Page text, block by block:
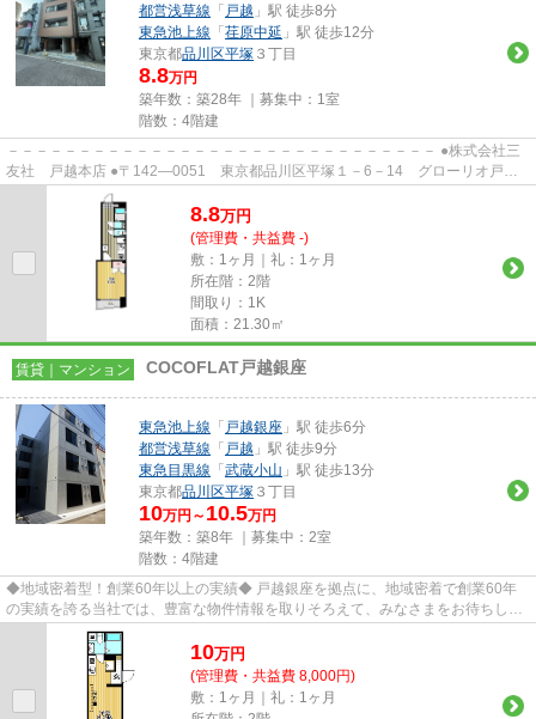
都営浅草線 「 戸越 」駅 徒歩8分
東急池上線 「 荏原中延 」駅 徒歩12分
東京都品川区平塚 ３丁目
8.8万円
築年数：築28年 ｜募集中： 1室
階数：4階建
－－－－－－－－－－－－－－－－－－－－－－－－－－－－－－ ●株式会社三
友社 戸越本店 ●〒142―0051 東京都品川区平塚１－6－14 グローリオ戸越
銀座1階 ●TEL：03-3783-1218...
8.8万円
(管理費・共益費 -)
敷：1ヶ月｜礼：1ヶ月
所在階：2階
間取り：1K
面積：21.30㎡
賃貸｜マンション COCOFLAT戸越銀座
東急池上線 「 戸越銀座 」駅 徒歩6分
都営浅草線 「 戸越 」駅 徒歩9分
東急目黒線 「 武蔵小山 」駅 徒歩13分
東京都品川区平塚 ３丁目
10万円～ 10.5万円
築年数：築8年 ｜募集中： 2室
階数：4階建
◆地域密着型！創業60年以上の実績◆ 戸越銀座を拠点に、地域密着で創業60年
の実績を誇る当社では、豊富な物件情報を取りそろえて、みなさまをお待ちして
おります。TEL：03-5750-6633
10万円
(管理費・共益費 8,000円)
敷：1ヶ月｜礼：1ヶ月